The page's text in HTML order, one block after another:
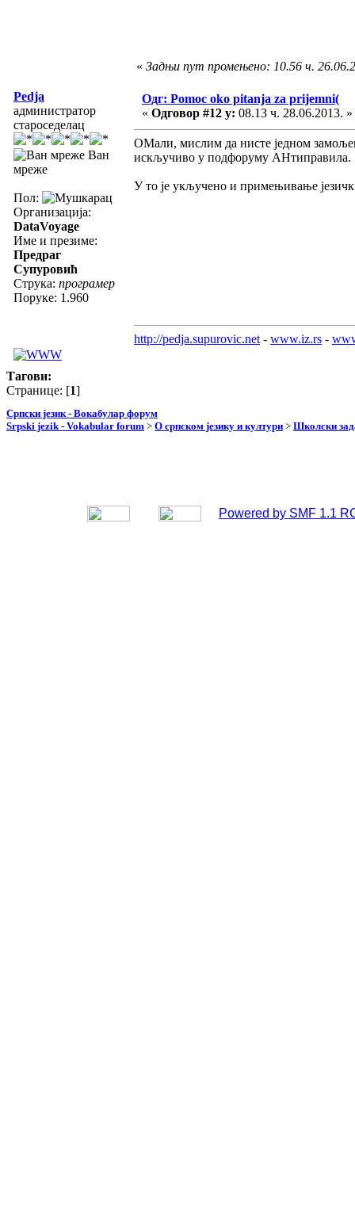
« Задњи пут промењено: 10.56 ч.
Pedja
администратор
староседелац
Ван
мреже
Пол:
Организација:
DataVoyage
Име и презиме:
Предраг
Супуровић
Струка: програмер
Поруке: 1.960
Одг: Pomoc oko pitanja za prijemni(
« Одговор #12 у: 08.13 ч. 28.06.2013. »
ОМали, мислим да нисте једном
искључиво у подфоруму АНтиправила.
У то је укључено и примењивање
http://pedja.supurovic.net - www.iz.rs -
Тагови:
Странице: [1]
Српски језик - Вокабулар форум
Srpski jezik - Vokabular forum > О српском језику и култури > Школски
Powered by SMF 1.1